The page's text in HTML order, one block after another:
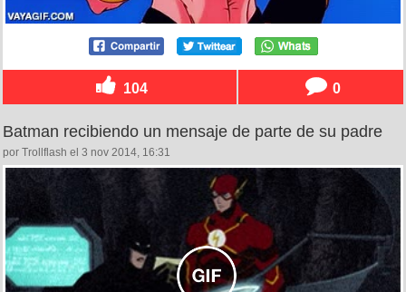
104 0
Batman recibiendo un mensaje de parte de su padre
por Trollflash el 3 nov 2014, 16:31